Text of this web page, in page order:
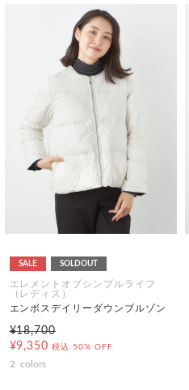
SALE SOLDOUT
エレメントオブシンプルライフ
（レディス）
エンボスデイリーダウンブルゾン
¥18,700
¥9,350 税込 50% OFF
2 colors